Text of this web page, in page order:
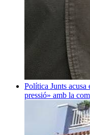
Política Junts
pressió» amb la